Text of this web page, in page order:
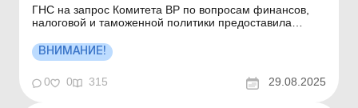
ГНС на запрос Комитета ВР по вопросам финансов,
налоговой и таможенной политики предоставила
налогового законодательства Украины.Больше по
теме:ГНС отвечает на актуальные вопросы
налогоплательщиков: письмо от 25.08.2025ГНС
отвечает на актуальные воп...
ВНИМАНИЕ!
0 0 315 29.08.2025